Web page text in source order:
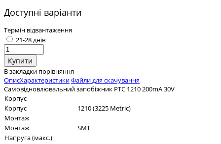
Доступні варіанти
Термін відвантаження
21-28 днів
В закладки порівняння
ОписХарактеристикиФайли для скачування
Самовідновлювальний запобіжник PTC 1210 200mA 30V
Корпус
Корпус
1210 (3225 Metric)
Монтаж
Монтаж
SMT
Напруга (макс.)